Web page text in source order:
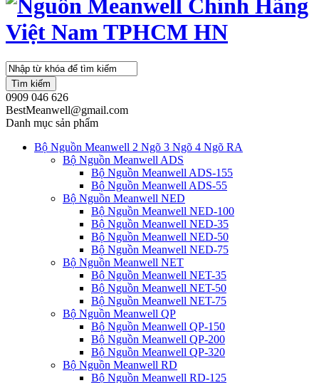
Tìm kiếm
0909 046 626
BestMeanwell@gmail.com
Danh mục sản phẩm
Bộ Nguồn Meanwell 2 Ngõ 3 Ngõ 4 Ngõ RA
Bộ Nguồn Meanwell ADS
Bộ Nguồn Meanwell ADS-155
Bộ Nguồn Meanwell ADS-55
Bộ Nguồn Meanwell NED
Bộ Nguồn Meanwell NED-100
Bộ Nguồn Meanwell NED-35
Bộ Nguồn Meanwell NED-50
Bộ Nguồn Meanwell NED-75
Bộ Nguồn Meanwell NET
Bộ Nguồn Meanwell NET-35
Bộ Nguồn Meanwell NET-50
Bộ Nguồn Meanwell NET-75
Bộ Nguồn Meanwell QP
Bộ Nguồn Meanwell QP-150
Bộ Nguồn Meanwell QP-200
Bộ Nguồn Meanwell QP-320
Bộ Nguồn Meanwell RD
Bộ Nguồn Meanwell RD-125